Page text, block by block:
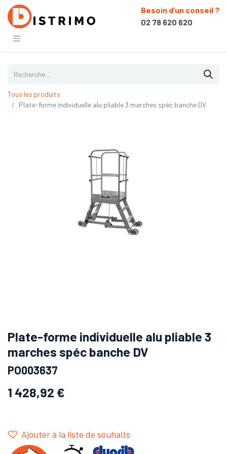
Besoin d’un conseil ?
02 78 620 620
Tous les produits
Plate-forme individuelle alu pliable 3 marches spéc banche DV
Plate-forme individuelle alu pliable 3
marches spéc banche DV
PO003637
1 428,92 €
Ajouter à la liste de souhaits